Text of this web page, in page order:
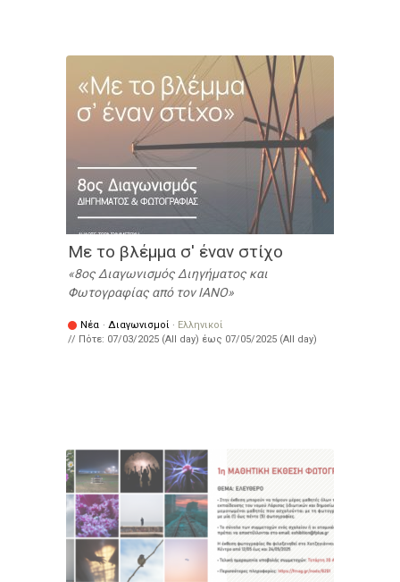
Με το βλέμμα σ' έναν στίχο
8ος Διαγωνισμός Διηγήματος και
Φωτογραφίας από τον IANO
Νέα · Διαγωνισμοί · Ελληνικοί
// Πότε: 07/03/2025 (All day) έως 07/05/2025 (All day)